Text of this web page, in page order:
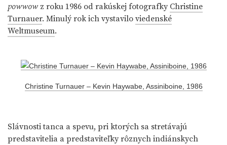
powwow z roku 1986 od rakúskej fotografky Christine
Turnauer. Minulý rok ich vystavilo viedenské
Weltmuseum.
Christine Turnauer – Kevin Haywabe, Assiniboine, 1986
Slávnosti tanca a spevu, pri ktorých sa stretávajú
predstavitelia a predstaviteľky rôznych indiánskych